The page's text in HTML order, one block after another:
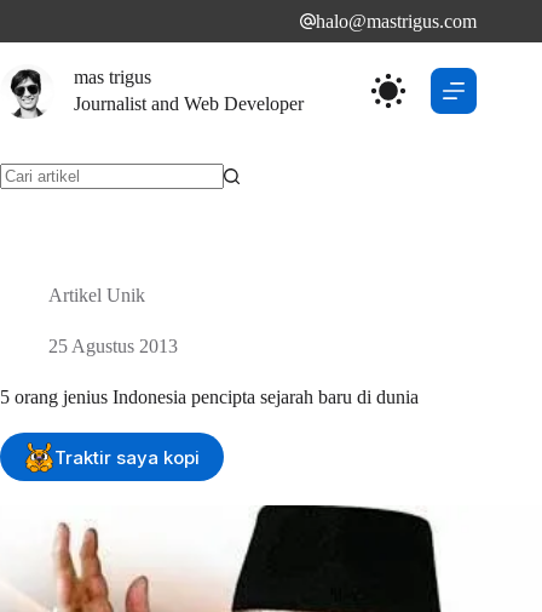
halo@mastrigus.com
mas trigus
Journalist and Web Developer
Artikel Unik
25 Agustus 2013
5 orang jenius Indonesia pencipta sejarah baru di dunia
Traktir saya kopi